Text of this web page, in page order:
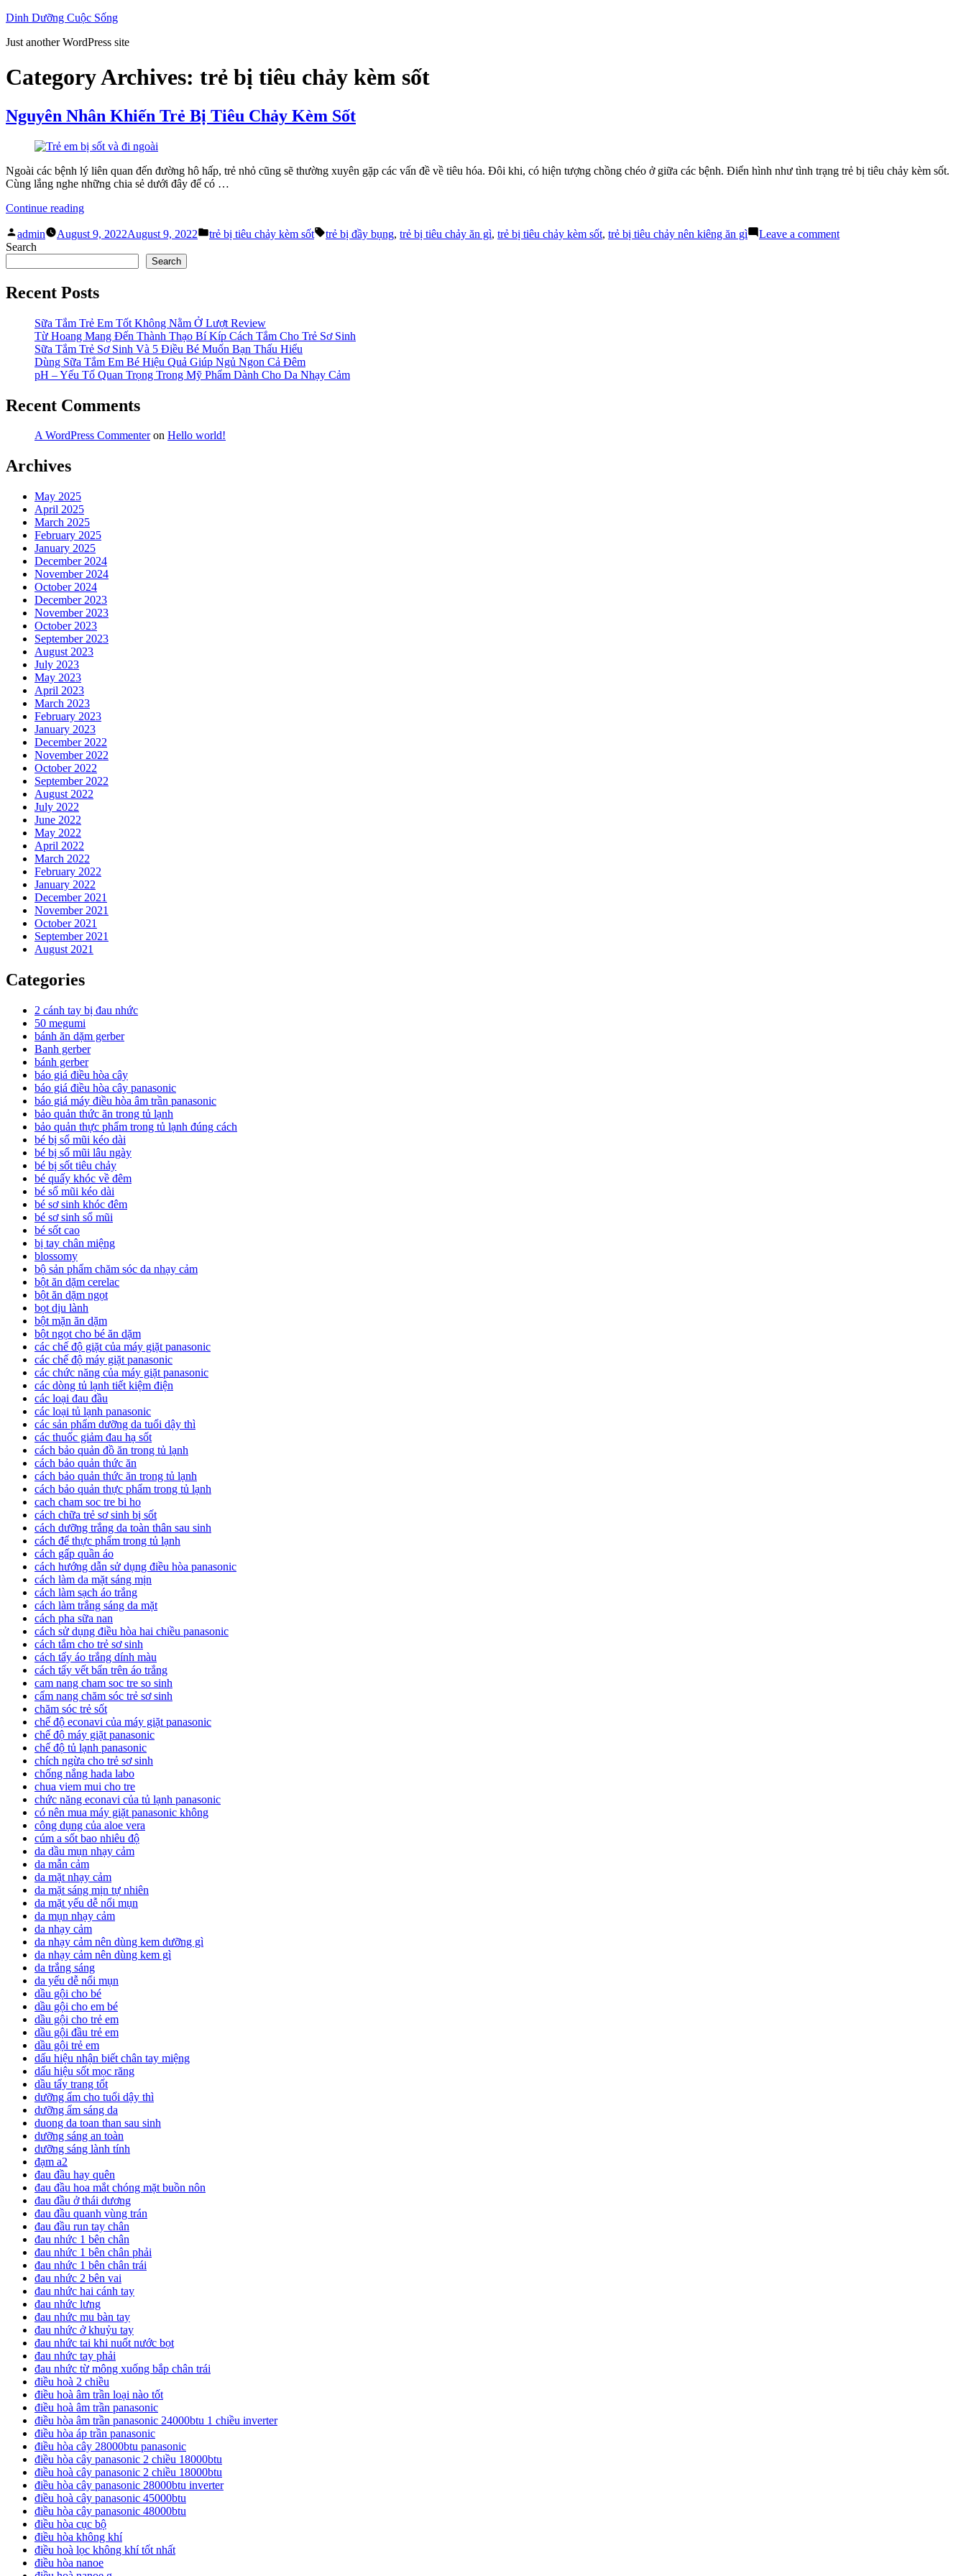
Skip
content
Dinh Dưỡng Cuộc Sống
Just another WordPress site
Category Archives: trẻ bị tiêu chảy kèm sốt
Nguyên Nhân Khiến Trẻ Bị Tiêu Chảy Kèm Sốt
Ngoài các bệnh lý liên quan đến đường hô hấp, trẻ nhỏ cũng sẽ thường xuyên gặp các vấn đề về tiêu hóa. Đôi khi, có hiện tượng chồng chéo ở giữa các bệnh. Điển hình như tình trạng trẻ bị tiêu chảy kèm sốt.
Cùng lắng nghe những chia sẻ dưới đây để có …
Continue reading“Nguyên
Khiến
Tiêu
Kèm
Posted
by
admin August 9, 2022August 9, 2022
Posted
trẻ bị tiêu chảy kèm sốt Tags:
trẻ bị đầy bụng, trẻ bị tiêu chảy ăn gì, trẻ bị tiêu chảy kèm sốt, trẻ bị tiêu chảy nên kiêng ăn gì Leave a commenton
Search
Search
Recent Posts
Sữa Tắm Trẻ Em Tốt Không Nằm Ở Lượt Review
Từ Hoang Mang Đến Thành Thạo Bí Kíp Cách Tắm Cho Trẻ Sơ Sinh
Sữa Tắm Trẻ Sơ Sinh Và 5 Điều Bé Muốn Bạn Thấu Hiểu
Dùng Sữa Tắm Em Bé Hiệu Quả Giúp Ngủ Ngon Cả Đêm
pH – Yếu Tố Quan Trọng Trong Mỹ Phẩm Dành Cho Da Nhạy Cảm
Recent Comments
A WordPress Commenteron Hello world!
Archives
May 2025
April 2025
March 2025
February 2025
January 2025
December 2024
November 2024
October 2024
December 2023
November 2023
October 2023
September 2023
August 2023
July 2023
May 2023
April 2023
March 2023
February 2023
January 2023
December 2022
November 2022
October 2022
September 2022
August 2022
July 2022
June 2022
May 2022
April 2022
March 2022
February 2022
January 2022
December 2021
November 2021
October 2021
September 2021
August 2021
Categories
2 cánh tay bị đau nhức
50 megumi
bánh ăn dặm gerber
Banh gerber
bánh gerber
báo giá điều hòa cây
báo giá điều hòa cây panasonic
báo giá máy điều hòa âm trần panasonic
bảo quản thức ăn trong tủ lạnh
bảo quản thực phẩm trong tủ lạnh đúng cách
bé bị sổ mũi kéo dài
bé bị sổ mũi lâu ngày
bé bị sốt tiêu chảy
bé quấy khóc về đêm
bé sổ mũi kéo dài
bé sơ sinh khóc đêm
bé sơ sinh sổ mũi
bé sốt cao
bị tay chân miệng
blossomy
bộ sản phẩm chăm sóc da nhạy cảm
bột ăn dặm cerelac
bột ăn dặm ngọt
bọt dịu lành
bột mặn ăn dặm
bột ngọt cho bé ăn dặm
các chế độ giặt của máy giặt panasonic
các chế độ máy giặt panasonic
các chức năng của máy giặt panasonic
các dòng tủ lạnh tiết kiệm điện
các loại đau đầu
các loại tủ lạnh panasonic
các sản phẩm dưỡng da tuổi dậy thì
các thuốc giảm đau hạ sốt
cách bảo quản đồ ăn trong tủ lạnh
cách bảo quản thức ăn
cách bảo quản thức ăn trong tủ lạnh
cách bảo quản thực phẩm trong tủ lạnh
cach cham soc tre bi ho
cách chữa trẻ sơ sinh bị sốt
cách dưỡng trắng da toàn thân sau sinh
cách để thực phẩm trong tủ lạnh
cách gấp quần áo
cách hướng dẫn sử dụng điều hòa panasonic
cách làm da mặt sáng mịn
cách làm sạch áo trắng
cách làm trắng sáng da mặt
cách pha sữa nan
cách sử dụng điều hòa hai chiều panasonic
cách tắm cho trẻ sơ sinh
cách tẩy áo trắng dính màu
cách tẩy vết bẩn trên áo trắng
cam nang cham soc tre so sinh
cẩm nang chăm sóc trẻ sơ sinh
chăm sóc trẻ sốt
chế độ econavi của máy giặt panasonic
chế độ máy giặt panasonic
chế độ tủ lạnh panasonic
chích ngừa cho trẻ sơ sinh
chống nắng hada labo
chua viem mui cho tre
chức năng econavi của tủ lạnh panasonic
có nên mua máy giặt panasonic không
công dụng của aloe vera
cúm a sốt bao nhiêu độ
da dầu mụn nhạy cảm
da mẫn cảm
da mặt nhạy cảm
da mặt sáng mịn tự nhiên
da mặt yếu dễ nổi mụn
da mụn nhạy cảm
da nhạy cảm
da nhạy cảm nên dùng kem dưỡng gì
da nhạy cảm nên dùng kem gì
da trắng sáng
da yếu dễ nổi mụn
dầu gội cho bé
dầu gội cho em bé
dầu gội cho trẻ em
dầu gội đầu trẻ em
dầu gội trẻ em
dấu hiệu nhận biết chân tay miệng
dấu hiệu sốt mọc răng
dầu tẩy trang tốt
dưỡng ẩm cho tuổi dậy thì
dưỡng ẩm sáng da
duong da toan than sau sinh
dưỡng sáng an toàn
dưỡng sáng lành tính
đạm a2
đau đầu hay quên
đau đầu hoa mắt chóng mặt buồn nôn
đau đầu ở thái dương
đau đầu quanh vùng trán
đau đầu run tay chân
đau nhức 1 bên chân
đau nhức 1 bên chân phải
đau nhức 1 bên chân trái
đau nhức 2 bên vai
đau nhức hai cánh tay
đau nhức lưng
đau nhức mu bàn tay
đau nhức ở khuỷu tay
đau nhức tai khi nuốt nước bọt
đau nhức tay phải
đau nhức từ mông xuống bắp chân trái
điều hoà 2 chiều
điều hoà âm trần loại nào tốt
điều hoà âm trần panasonic
điều hòa âm trần panasonic 24000btu 1 chiều inverter
điều hòa áp trần panasonic
điều hòa cây 28000btu panasonic
điều hòa cây panasonic 2 chiều 18000btu
điều hoà cây panasonic 2 chiều 18000btu
điều hòa cây panasonic 28000btu inverter
điều hoà cây panasonic 45000btu
điều hòa cây panasonic 48000btu
điều hòa cục bộ
điều hòa không khí
điều hoà lọc không khí tốt nhất
điều hòa nanoe